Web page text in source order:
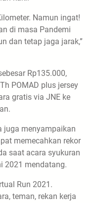
Namun ingat!
di masa Pandemi
dan tetap jaga jarak,”
Rp135.000,
POMAD plus jersey
gratis via JNE ke
juga menyampaikan
memecahkan rekor
saat acara syukuran
2021 mendatang.
Run 2021.
teman, rekan kerja